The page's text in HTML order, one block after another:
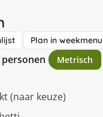
Plan in weekmenu
personen Metrisch
(naar keuze)